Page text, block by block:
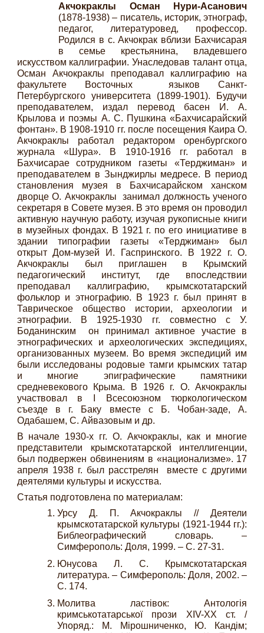
Акчокраклы Осман Нури-Асанович
(1878-1938) – писатель, историк, этнограф,
педагог, литературовед, профессор.
Родился в с. Акчокрак вблизи Бахчисарая
в семье крестьянина, владевшего
искусством каллиграфии. Унаследовав талант отца,
Осман Акчокраклы преподавал каллиграфию на
факультете Восточных языков Санкт-
Петербургского университета (1899-1901). Будучи
преподавателем, издал перевод басен И. А.
Крылова и поэмы А. С. Пушкина «Бахчисарайский
фонтан». В 1908-1910 гг. после посещения Каира О.
Акчокраклы работал редактором оренбургского
журнала «Шура». В 1910-1916 гг. работал в
Бахчисарае сотрудником газеты «Терджиман» и
преподавателем в Зынджирлы медресе. В период
становления музея в Бахчисарайском ханском
дворце О. Акчокраклы занимал должность ученого
секретаря в Совете музея. В это время он проводил
активную научную работу, изучая рукописные книги
в музейных фондах. В 1921 г. по его инициативе в
здании типографии газеты «Терджиман» был
открыт Дом-музей И. Гаспринского. В 1922 г. О.
Акчокраклы был приглашен в Крымский
педагогический институт, где впоследствии
преподавал каллиграфию, крымскотатарский
фольклор и этнографию. В 1923 г. был принят в
Таврическое общество истории, археологии и
этнографии. В 1925-1930 гг. совместно с У.
Боданинским он принимал активное участие в
этнографических и археологических экспедициях,
организованных музеем. Во время экспедиций им
были исследованы родовые тамги крымских татар
и многие эпиграфические памятники
средневекового Крыма. В 1926 г. О. Акчокраклы
участвовал в I Всесоюзном тюркологическом
съезде в г. Баку вместе с Б. Чобан-заде, А.
Одабашем, С. Айвазовым и др.
В начале 1930-х гг. О. Акчокраклы, как и многие
представители крымскотатарской интеллигенции,
был подвержен обвинениям в «национализме». 17
апреля 1938 г. был расстрелян вместе с другими
деятелями культуры и искусства.
Статья подготовлена по материалам:
Урсу Д. П. Акчокраклы // Деятели
крымскотатарской культуры (1921-1944 гг.):
Библеографический словарь. –
Симферополь: Доля, 1999. – С. 27-31.
Юнусова Л. С. Крымскотатарская
литература. – Симферополь: Доля, 2002. –
С. 174.
Молитва ластівок: Антологія
кримськотатарської прози XIV-XX ст. /
Упоряд.: М. Мірошниченко, Ю. Кандім;